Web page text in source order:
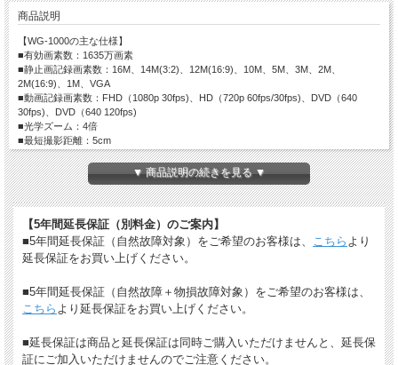
商品説明
【WG-1000の主な仕様】
■有効画素数：1635万画素
■静止画記録画素数：16M、14M(3:2)、12M(16:9)、10M、5M、3M、2M、
2M(16:9)、1M、VGA
■動画記録画素数：FHD（1080p 30fps)、HD（720p 60fps/30fps)、DVD（640
30fps)、DVD（640 120fps)
■光学ズーム：4倍
■最短撮影距離：5cm
■液晶モニター：2.7型ワイド
■記録媒体：SD、SDHC、SDXCメモリーカード
■内蔵メモリー：約29MB
■電源：専用電池
■重さ：約194g（電池、SDメモリーカード含む）、約173g（電池、SDメモリーカ
ード含まず）
■付属品：充電式リチウムイオンバッテリー D-LI96、USBケーブル I-USB180、電
源アダプター D-PA180、カラビナストラップ O-ST180、シリコンケース O-CC180
JANコード：4549212310140
▼ 商品説明の続きを見る ▼
【5年間延長保証（別料金）のご案内】
■5年間延長保証（自然故障対象）をご希望のお客様は、 こちら より
延長保証をお買い上げください。
■5年間延長保証（自然故障＋物損故障対象）をご希望のお客様は、
こちら より延長保証をお買い上げください。
■延長保証は商品と延長保証は同時ご購入いただけませんと、延長保
証にご加入いただけませんのでご注意ください。